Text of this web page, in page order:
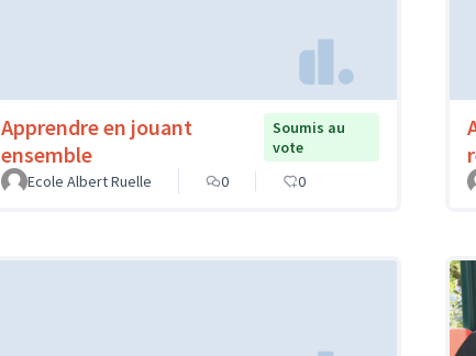
Apprendre en jouant
ensemble
Soumis au
vote
Ecole Albert Ruelle
0 0